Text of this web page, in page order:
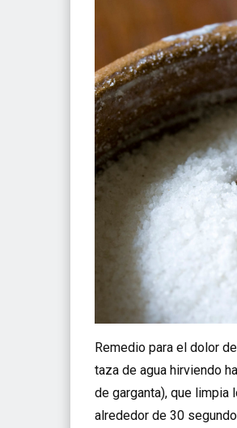
Remedio para el dolor
taza de agua hirviendo
de garganta), que limpia
alrededor de 30